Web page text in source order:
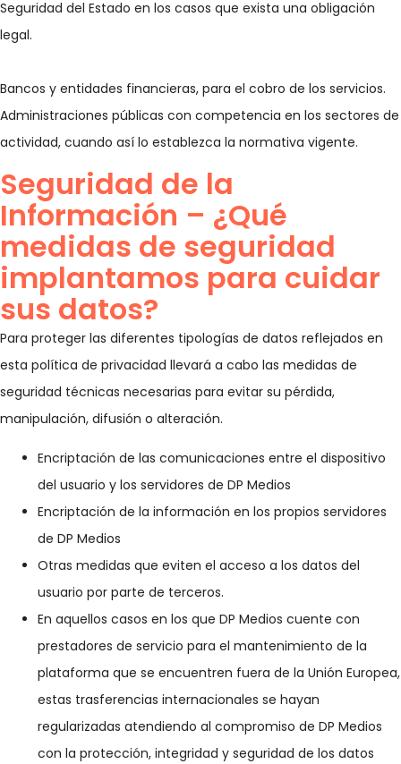
Seguridad del Estado en los casos que exista una obligación
legal.
Bancos y entidades financieras, para el cobro de los servicios.
Administraciones públicas con competencia en los sectores de
actividad, cuando así lo establezca la normativa vigente.
Seguridad de la
Información – ¿Qué
medidas de seguridad
implantamos para cuidar
sus datos?
Para proteger las diferentes tipologías de datos reflejados en
esta política de privacidad llevará a cabo las medidas de
seguridad técnicas necesarias para evitar su pérdida,
manipulación, difusión o alteración.
Encriptación de las comunicaciones entre el dispositivo
del usuario y los servidores de DP Medios
Encriptación de la información en los propios servidores
de DP Medios
Otras medidas que eviten el acceso a los datos del
usuario por parte de terceros.
En aquellos casos en los que DP Medios cuente con
prestadores de servicio para el mantenimiento de la
plataforma que se encuentren fuera de la Unión Europea,
estas trasferencias internacionales se hayan
regularizadas atendiendo al compromiso de DP Medios
con la protección, integridad y seguridad de los datos